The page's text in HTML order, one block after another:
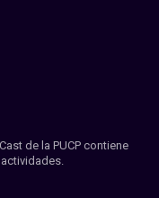
de la PUCP contiene